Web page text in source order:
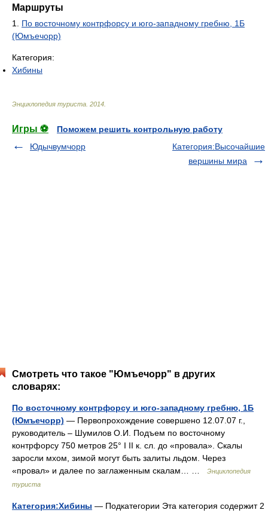
Маршруты
1. По восточному контрфорсу и юго-западному гребню, 1Б
(Юмъечорр)
Категория:
Хибины
Энциклопедия туриста 2014
Игры ⚽
Поможем решить контрольную работу
Юдычвумчорр
Категория:Высочайшие
вершины мира
Смотреть что такое "Юмъечорр" в других
словарях:
По восточному контрфорсу и юго-западному гребню, 1Б
(Юмъечорр) — Первопрохождение совершено 12.07.07 г.,
руководитель – Шумилов О.И. Подъем по восточному
контрфорсу 750 метров 25° I II к. сл. до «провала». Скалы
заросли мхом, зимой могут быть залиты льдом. Через
«провал» и далее по заглаженным скалам… …
Энциклопедия
туриста
Категория:Хибины — Подкатегории Эта категория содержит 2